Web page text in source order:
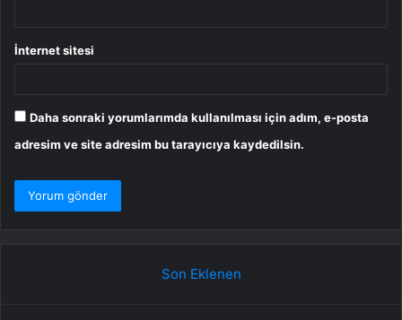
İnternet sitesi
Daha sonraki yorumlarımda kullanılması için adım, e-posta
adresim ve site adresim bu tarayıcıya kaydedilsin.
Son Eklenen